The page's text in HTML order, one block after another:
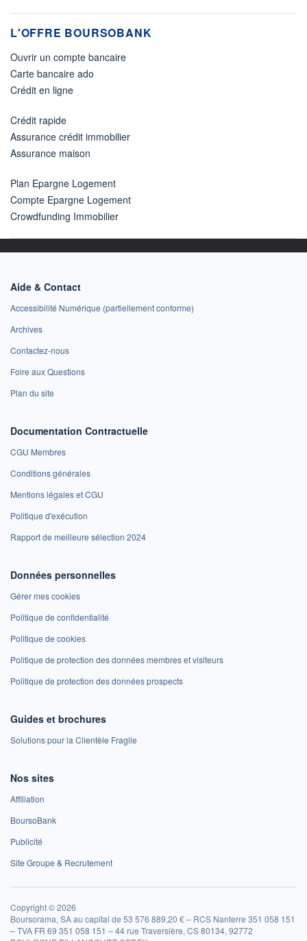
L'OFFRE BOURSOBANK
Ouvrir un compte bancaire
Carte bancaire ado
Crédit en ligne
Crédit rapide
Assurance crédit immobilier
Assurance maison
Plan Epargne Logement
Compte Epargne Logement
Crowdfunding Immobilier
Aide & Contact
Accessibilité Numérique (partiellement conforme)
Archives
Contactez-nous
Foire aux Questions
Plan du site
Documentation Contractuelle
CGU Membres
Conditions générales
Mentions légales et CGU
Politique d'exécution
Rapport de meilleure sélection 2024
Données personnelles
Gérer mes cookies
Politique de confidentialité
Politique de cookies
Politique de protection des données membres et visiteurs
Politique de protection des données prospects
Guides et brochures
Solutions pour la Clientèle Fragile
Nos sites
Affiliation
BoursoBank
Publicité
Site Groupe & Recrutement
Copyright © 2026
Boursorama, SA au capital de 53 576 889,20 € – RCS Nanterre 351 058 151
– TVA FR 69 351 058 151 – 44 rue Traversière, CS 80134, 92772